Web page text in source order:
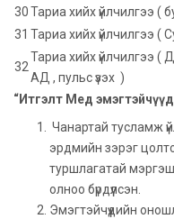
30Тариа хийх үйлчилгээ (
31 Тариа хийх үйлчилгээ (
32
Тариа хийх үйлчилгээ (
АД , пульс үзэх )
“Итгэлт Мед
Чанартай тусламж
эрдмийн зэрэг
туршлагатай
олноо бүрдүүлсэн.
Эмэгтэйчүүдийн